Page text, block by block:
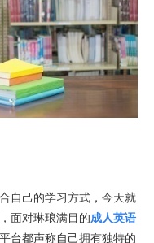
自己的学习方式，今天就
面对琳琅满目的成人英语
台都声称自己拥有独特的